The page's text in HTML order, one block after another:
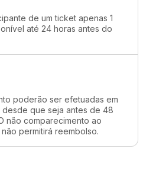
de um ticket apenas 1
até 24 horas antes do
poderão ser efetuadas em
que seja antes de 48
não comparecimento ao
permitirá reembolso.